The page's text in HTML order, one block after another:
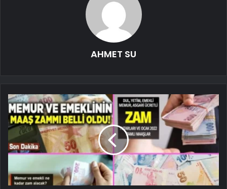
AHMET SU